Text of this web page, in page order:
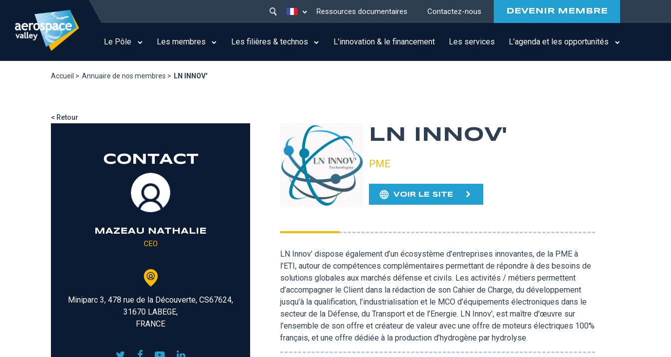
contenu
principal
Lister les actions supplémentaires
menu
top
Ressources documentaires Contactez-nous DEVENIR MEMBRE
navigation
Le Pôle Les membres Les filières & technos L'innovation & le financement Les services L’agenda et les opportunités
Accueil > Annuaire de nos membres > LN INNOV'
< Retour
CONTACT
MAZEAU NATHALIE
CEO
Miniparc 3, 478 rue de la Découverte, CS67624,
31670 LABEGE,
FRANCE
LN INNOV'
PME
VOIR LE SITE
LN Innov’ dispose également d’un écosystème d’entreprises innovantes, de la PME à
l’ETI, autour de compétences complémentaires permettant de répondre à des besoins de
solutions globales aux marchés défense et civils. Les activités / métiers permettent
d’accompagner le Client dans la rédaction de son Cahier de Charge, du développement
jusqu’à la qualification, l’industrialisation et le MCO d’équipements électroniques dans le
secteur de la Défense, du Transport et de l’Energie. LN Innov’, est maître d'œuvre sur
l'ensemble de son offre et créateur de valeur avec une offre de moteurs électriques 100%
français, et une offre dédiée à la production d’hydrogène par hydrolyse.